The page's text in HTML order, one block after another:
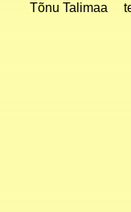
Tõnu Talimaa